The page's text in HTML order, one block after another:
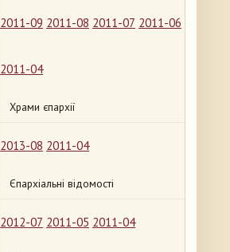
2011-09 2011-08 2011-07 2011-06
2011-04
Храми єпархії
2013-08 2011-04
Єпархіальні відомості
2012-07 2011-05 2011-04